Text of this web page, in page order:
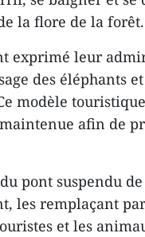
la flore de la forêt.
exprimé leur
des éléphants
modèle
afin de
pont suspendu
les remplaçant
et les